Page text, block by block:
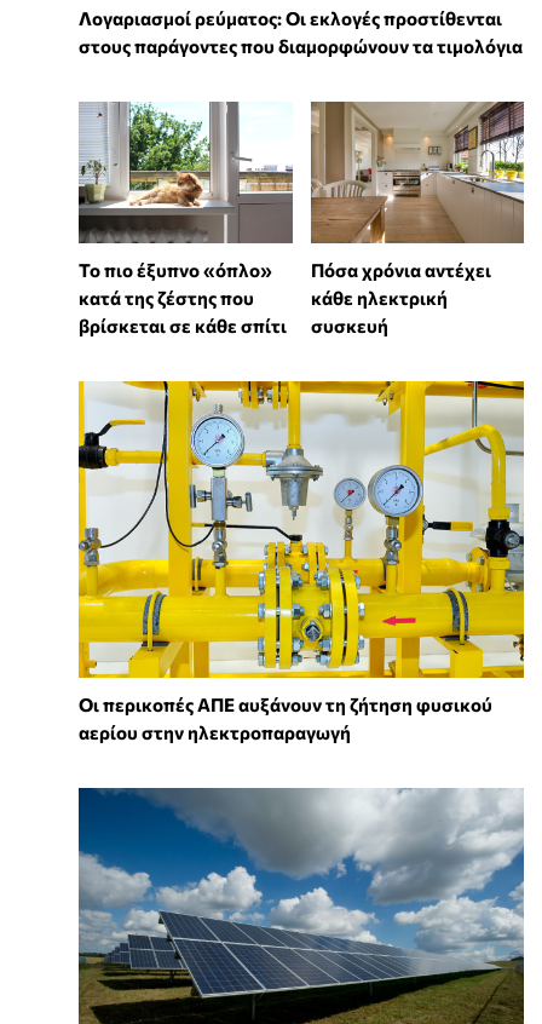
Λογαριασμοί ρεύματος: Οι εκλογές προστίθενται
στους παράγοντες που διαμορφώνουν τα τιμολόγια
To πιο έξυπνο «όπλο»
κατά της ζέστης που
βρίσκεται σε κάθε σπίτι
Πόσα χρόνια αντέχει
κάθε ηλεκτρική
συσκευή
Οι περικοπές ΑΠΕ αυξάνουν τη ζήτηση φυσικού
αερίου στην ηλεκτροπαραγωγή